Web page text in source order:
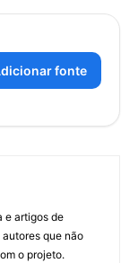
fonte
e artigos de
que não
o projeto.